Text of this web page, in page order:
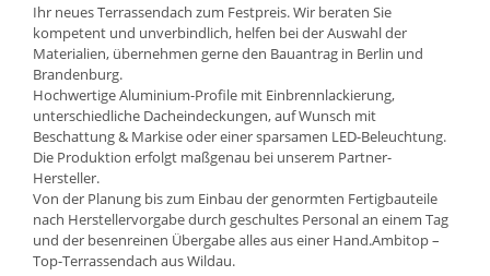
Ihr neues Terrassendach zum Festpreis. Wir beraten Sie
kompetent und unverbindlich, helfen bei der Auswahl der
Materialien, übernehmen gerne den Bauantrag in Berlin und
Brandenburg.
Hochwertige Aluminium-Profile mit Einbrennlackierung,
unterschiedliche Dacheindeckungen, auf Wunsch mit
Beschattung & Markise oder einer sparsamen LED-Beleuchtung.
Die Produktion erfolgt maßgenau bei unserem Partner-
Hersteller.
Von der Planung bis zum Einbau der genormten Fertigbauteile
nach Herstellervorgabe durch geschultes Personal an einem Tag
und der besenreinen Übergabe alles aus einer Hand.Ambitop –
Top-Terrassendach aus Wildau.